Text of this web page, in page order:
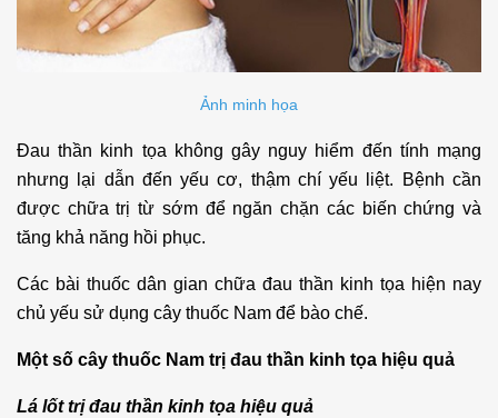
Ảnh minh họa
Đau thần kinh tọa không gây nguy hiểm đến tính mạng
nhưng lại dẫn đến yếu cơ, thậm chí yếu liệt. Bệnh cần
được chữa trị từ sớm để ngăn chặn các biến chứng và
tăng khả năng hồi phục.
Các bài thuốc dân gian chữa đau thần kinh tọa hiện nay
chủ yếu sử dụng cây thuốc Nam để bào chế.
Một số cây thuốc Nam trị đau thần kinh tọa hiệu quả
Lá lốt trị đau thần kinh tọa hiệu quả